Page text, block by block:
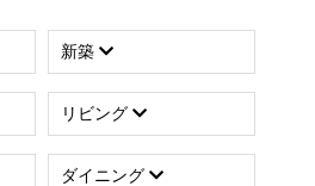
新築
リビング
ダイニング